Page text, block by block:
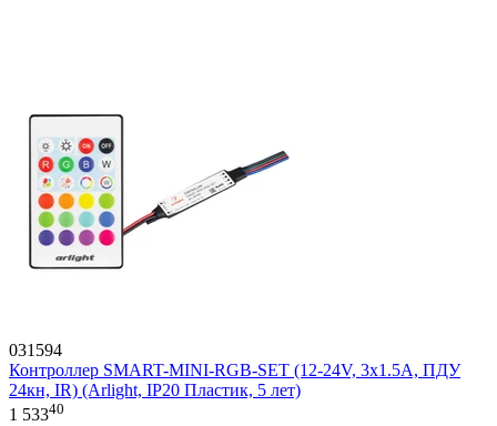
031594
Контроллер SMART-MINI-RGB-SET (12-24V, 3x1.5A, ПДУ
24кн, IR) (Arlight, IP20 Пластик, 5 лет)
1 53340